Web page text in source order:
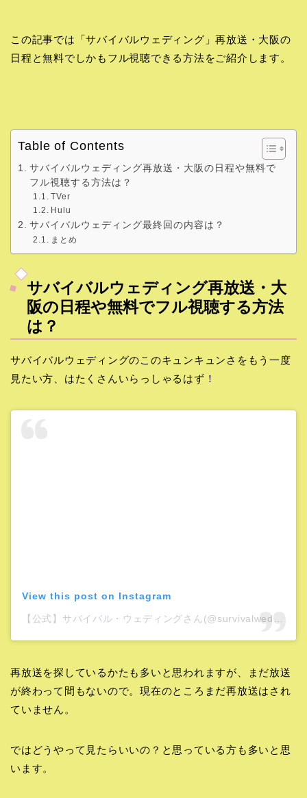
この記事では「サバイバルウェディング」再放送・大阪の
日程と無料でしかもフル視聴できる方法をご紹介します。
Table of Contents
サバイバルウェディング再放送・大阪の日程や無料で
フル視聴する方法は？
TVer
Hulu
サバイバルウェディング最終回の内容は？
まとめ
サバイバルウェディング再放送・大
阪の日程や無料でフル視聴する方法
は？
サバイバルウェディングのこのキュンキュンさをもう一度
見たい方、はたくさんいらっしゃるはず！
View this post on Instagram
【公式】サバイバル・ウェディングさん(@survivalwedding)がシェアした投稿
再放送を探しているかたも多いと思われますが、まだ放送
が終わって間もないので。現在のところまだ再放送はされ
ていません。
ではどうやって見たらいいの？と思っている方も多いと思
います。